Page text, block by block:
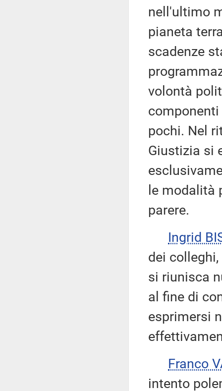
nell'ultimo
pianeta
scadenze
volontà
pochi. Nel
Giustizia si
le modalità
parere.
Ingrid
dei
si riunisca
al fine di
esprimersi
Franco
intento